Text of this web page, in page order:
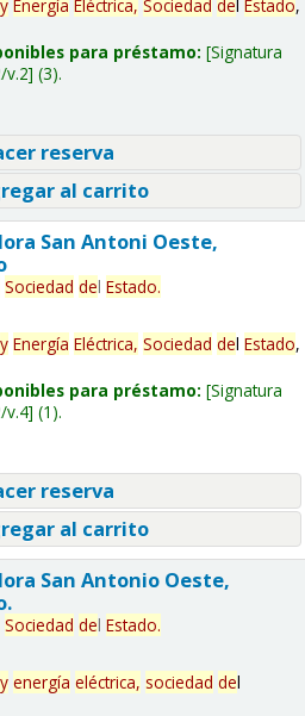
y Energía Eléctrica, Sociedad del Estado,
para préstamo: Signatura
v.2 (3).
reserva
al carrito
San Antoni Oeste,
Sociedad del Estado.
y Energía Eléctrica, Sociedad del Estado,
para préstamo: Signatura
v.4 (1).
reserva
al carrito
San Antonio Oeste,
Sociedad del Estado.
y energía eléctrica, sociedad del